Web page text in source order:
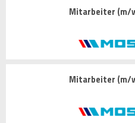
Mitarbeiter (m/
Mitarbeiter (m/